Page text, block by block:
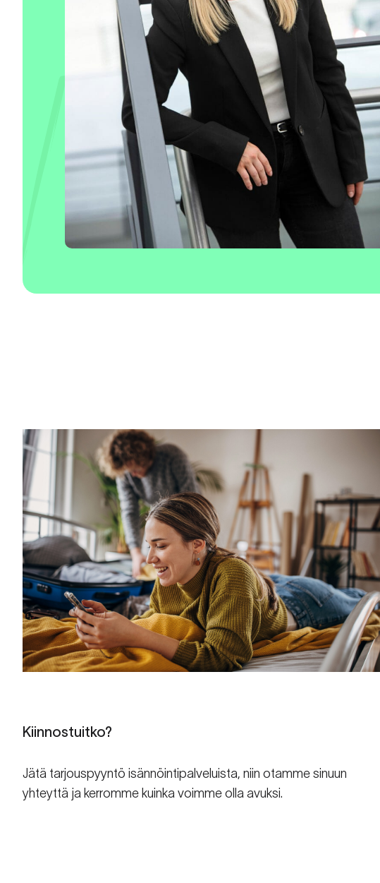
Kiinnostuitko?
Jätä tarjouspyyntö isännöintipalveluista, niin otamme sinuun
yhteyttä ja kerromme kuinka voimme olla avuksi.